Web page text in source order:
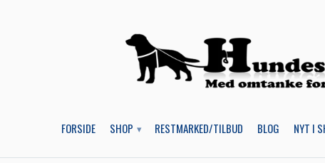
FORSIDE SHOP ▾ RESTMARKED/TILBUD BLOG NYT I